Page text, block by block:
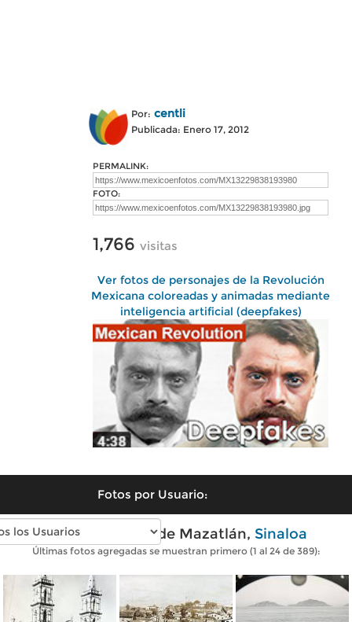
Por: centli
Publicada: Enero 17, 2012
PERMALINK:
FOTO:
1,766 visitas
Ver fotos de personajes de la Revolución
Mexicana coloreadas y animadas mediante
inteligencia artificial (deepfakes)
Fotos por Usuario:
Fotos antiguas de Mazatlán, Sinaloa
Últimas fotos agregadas se muestran primero (1 al 24 de 389):